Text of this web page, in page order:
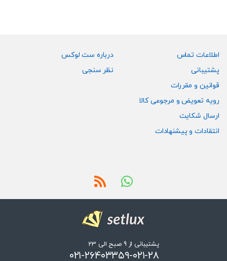
اطلاعات تماس
پشتیبانی
قوانین و مقررات
رویه تعویض و مرجوعی کالا
ارسال شکایت
انتقادات و پیشنهادات
درباره ست لوکس
نظر سنجی
پشتیبانی از 9 صبح الی 23
۰۲۱-۲۶۴۰۳۳۵۹-۰۲۱-۲۸